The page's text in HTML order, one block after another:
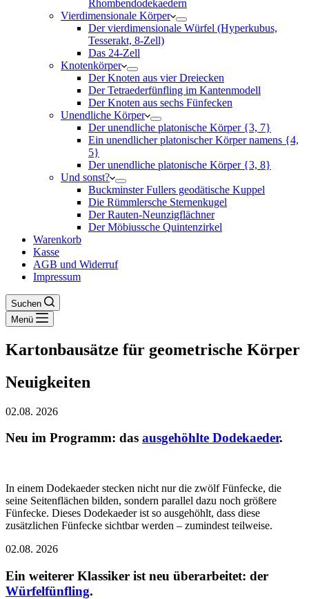
Rhombendodekaedern
Vierdimensionale Körper
Der vierdimensionale Würfel (Hyperkubus,
Tesserakt, 8-Zell)
Das 24-Zell
Knotenkörper
Der Knoten aus vier Dreiecken
Der Tetraederfünfling im Kantenmodell
Der Knoten aus sechs Fünfecken
Unendliche Körper
Der unendliche platonische Körper {3, 7}
Ein unendlicher platonischer Körper namens {4,
5}
Der unendliche platonische Körper {3, 8}
Und sonst?
Buckminster Fullers geodätische Kuppel
Die Rümmlersche Sternenkugel
Der Rauten-Neunzigflächner
Der Möbiussche Quintenzirkel
Warenkorb
Kasse
AGB und Widerruf
Impressum
Suchen
Menü
Kartonbausätze für geometrische Körper
Neuigkeiten
02.08. 2026
Neu im Programm: das ausgehöhlte Dodekaeder.
In einem Dodekaeder stecken nicht nur die zwölf Fünfecke, die
seine Seitenflächen bilden, sondern parallel dazu noch größere
Fünfecke. Dieses Dodekaeder ist so ausgehöhlt, dass diese
zusätzlichen Fünfecke sichtbar werden – zumindest teilweise.
02.08. 2026
Ein weiterer Klassiker ist neu überarbeitet: der
Würfelfünfling.